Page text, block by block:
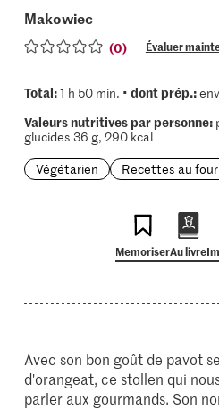
Makowiec
(0) Évaluer
Total:1 h 50 min. • dont prép.:
Valeurs nutritives par personne:
glucides 36 g, 290 kcal
Végétarien
Recettes au four
MemoriserAu livre
Avec son bon goût de pavot
d'orangeat, ce stollen qui
parler aux gourmands. Son